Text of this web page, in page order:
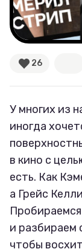
Рецепты
26
У многих из
иногда
в кино с
есть. Как
а Грейс
и разбираем
чтобы